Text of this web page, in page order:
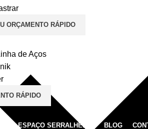
ORÇAMENTO RÁPIDO
RÁPIDO
ESPAÇO SERRALHEIRO BLOG